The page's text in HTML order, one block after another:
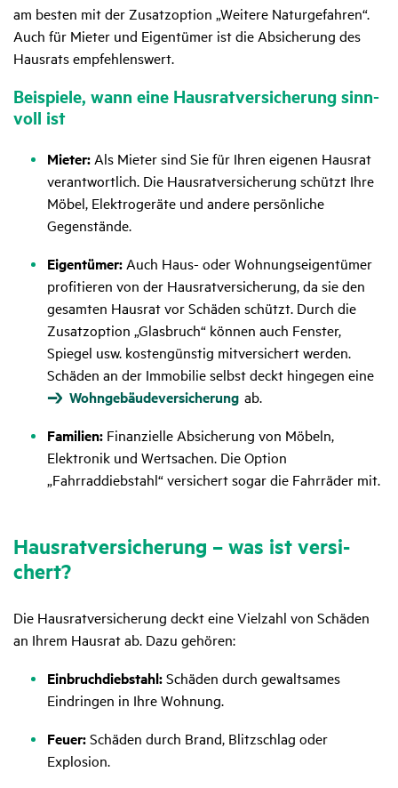
am besten mit der Zusatzoption „Weitere Naturgefahren“.
Auch für Mieter und Eigentümer ist die Absicherung des
Hausrats empfehlenswert.
Beispiele, wann eine Haus­rat­ver­si­che­rung sinn­
voll ist
Mieter:Als Mieter sind Sie für Ihren eigenen Hausrat
verantwortlich. Die Hausratversicherung schützt Ihre
Möbel, Elektrogeräte und andere persönliche
Gegenstände.
Eigentümer:Auch Haus- oder Wohnungseigentümer
profitieren von der Hausratversicherung, da sie den
gesamten Hausrat vor Schäden schützt. Durch die
Zusatzoption „Glasbruch“ können auch Fenster,
Spiegel usw. kostengünstig mitversichert werden.
Schäden an der Immobilie selbst deckt hingegen eine
Wohngebäudeversicherung ab.
Familien: Finanzielle Absicherung von Möbeln,
Elektronik und Wertsachen. Die Option
„Fahrraddiebstahl“ versichert sogar die Fahrräder mit.
Haus­rat­ver­si­che­rung – was ist versi­
chert?
Die Hausratversicherung deckt eine Vielzahl von Schäden
an Ihrem Hausrat ab. Dazu gehören:
Einbruchdiebstahl:Schäden durch gewaltsames
Eindringen in Ihre Wohnung.
Feuer:Schäden durch Brand, Blitzschlag oder
Explosion.